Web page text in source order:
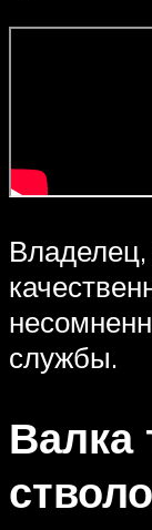
службы.
Валка